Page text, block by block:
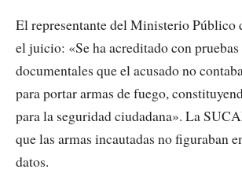
El representante del Ministerio Público
el juicio: «Se ha acreditado con
documentales que el acusado no
para portar armas de fuego,
para la seguridad ciudadana». La
que las armas incautadas no figuraban
datos.